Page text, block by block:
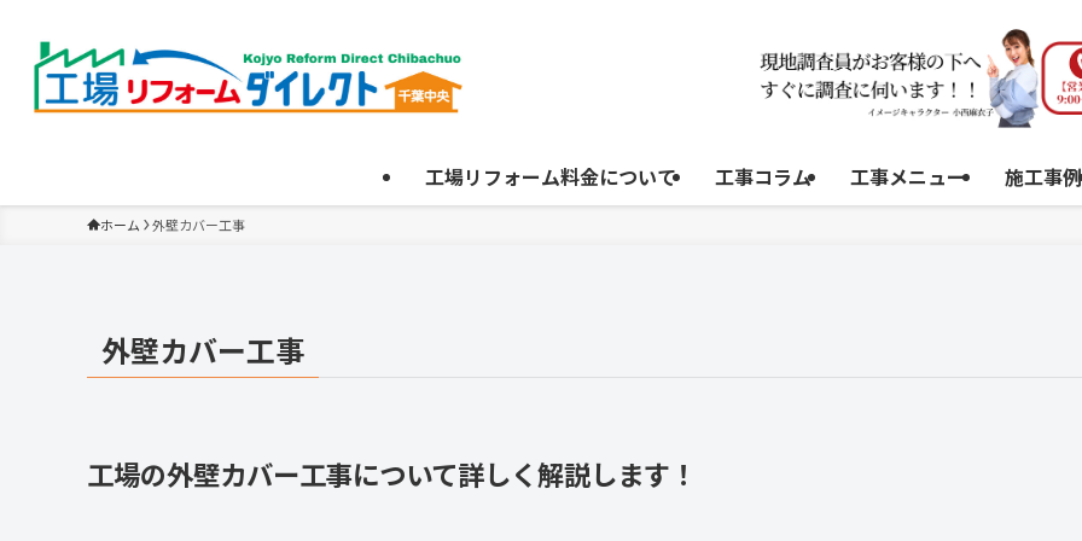
工場リフォーム料金について 工事コラム 工事メニュー 施工事例
ホーム 外壁カバー工事
外壁カバー工事
工場の外壁カバー工事について詳しく解説します！